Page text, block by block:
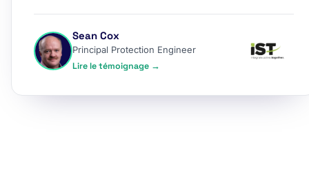
Sean Cox
Principal Protection Engineer
Lire le témoignage →